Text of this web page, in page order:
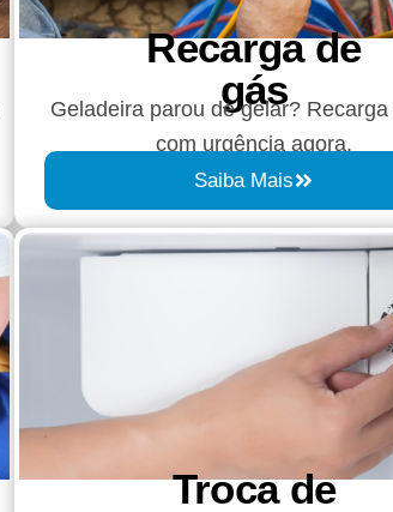
Recarga de
gás
Geladeira parou de gelar?
com urgência agora.
Saiba Mais
Troca de